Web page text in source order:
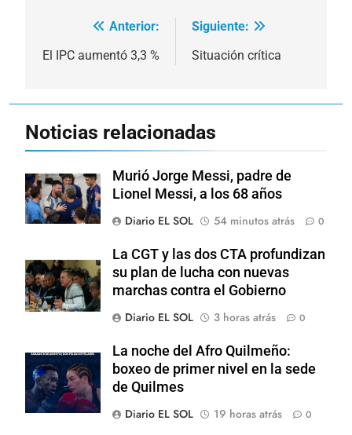
Navegación
de
Anterior:
El IPC aumentó 3,3 %
Siguiente:
Situación crítica
Noticias relacionadas
Murió Jorge Messi, padre de
Lionel Messi, a los 68 años
Diario EL SOL
54 minutos atrás 0
La CGT y las dos CTA profundizan
su plan de lucha con nuevas
marchas contra el Gobierno
Diario EL SOL
3 horas atrás 0
La noche del Afro Quilmeño:
boxeo de primer nivel en la sede
de Quilmes
Diario EL SOL
19 horas atrás 0